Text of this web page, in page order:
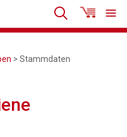
> Stammdaten